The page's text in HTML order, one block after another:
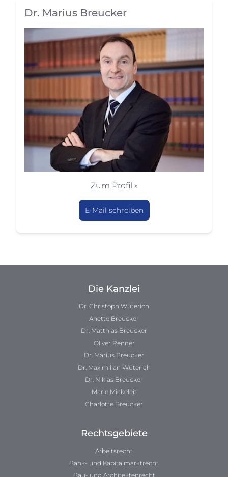
Dr. Marius Breucker
Zum Profil »
E-Mail schreiben
Die Kanzlei
Dr. Christoph Wüterich
Anette Breucker
Dr. Matthias Breucker
Oliver Renner
Dr. Marius Breucker
Dr. Maximilian Wüterich
Dr. Niklas Breucker
Marie Mickeleit
Charlotte Breucker
Rechtsgebiete
Arbeitsrecht
Bank- und Kapitalmarktrecht
Bau- und Architektenrecht